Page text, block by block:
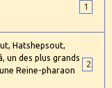
1
Hatshepsout,
un des plus grands
Reine-pharaon